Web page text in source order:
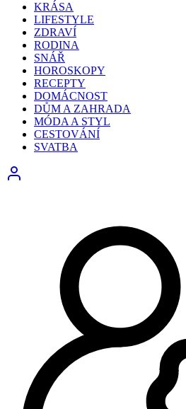
KRÁSA
LIFESTYLE
ZDRAVÍ
RODINA
SNÁŘ
HOROSKOPY
RECEPTY
DOMÁCNOST
DŮM A ZAHRADA
MÓDA A STYL
CESTOVÁNÍ
SVATBA